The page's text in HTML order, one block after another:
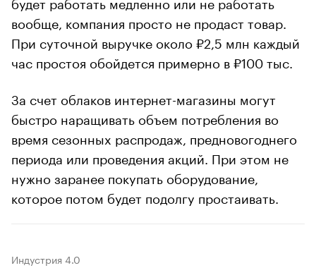
вообще, компания просто не продаст товар.
При суточной выручке около ₽2,5 млн каждый
час простоя обойдется примерно в ₽100 тыс.
За счет облаков интернет-магазины могут
быстро наращивать объем потребления во
время сезонных распродаж, предновогоднего
периода или проведения акций. При этом не
нужно заранее покупать оборудование,
которое потом будет подолгу простаивать.
Индустрия 4.0